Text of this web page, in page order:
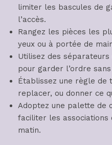
limiter les bascules de
l’accès.
Rangez les pièces les
yeux ou à portée de
Utilisez des
pour garder l’ordre
Établissez une règle de
replacer, ou donner ce
Adoptez une palette de
faciliter les
matin.